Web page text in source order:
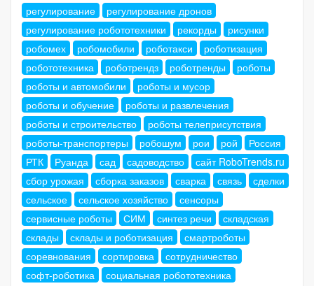
регулирование
регулирование дронов
регулирование робототехники
рекорды
рисунки
робомех
робомобили роботакси
роботизация
робототехника
роботрендз роботренды
роботы
роботы и автомобили
роботы и мусор
роботы и обучение
роботы и развлечения
роботы и строительство
роботы телеприсутствия
роботы-транспортеры
робошум рои рой
Россия
РТК
Руанда сад садоводство
сайт RoboTrends.ru
сбор урожая
сборка заказов сварка связь
сделки
сельское
сельское хозяйство
сенсоры
сервисные роботы
СИМ синтез речи
складская
склады
склады и роботизация
смартроботы
соревнования
сортировка
сотрудничество
софт-роботика
социальная робототехника